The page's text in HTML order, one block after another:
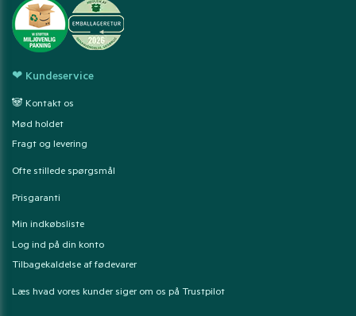
❤ Kundeservice
🐼 Kontakt os
Mød holdet
Fragt og levering
Ofte stillede spørgsmål
Prisgaranti
Min indkøbsliste
Log ind på din konto
Tilbagekaldelse af fødevarer
Læs hvad vores kunder siger om os på Trustpilot